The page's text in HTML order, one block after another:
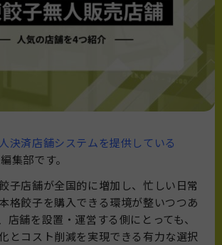
決済店舗システムを提供している
編集部です。
子店舗が全国的に増加し、忙しい日常
格餃子を購入できる環境が整いつつあ
店舗を設置・運営する側にとっても、
とコスト削減を実現できる有力な選択